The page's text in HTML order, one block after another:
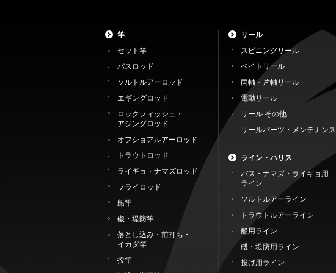
竿
セット竿
バスロッド
ソルトルアーロッド
エギングロッド
ロックフィッシュ・
アジングロッド
オフショアルアーロッド
トラウトロッド
ライギョ・ナマズロッド
フライロッド
船竿
磯・堤防竿
落とし込み・前打ち・
イカダ竿
投竿
リール
スピニングリール
ベイトリール
両軸・片軸リール
電動リール
リール その他
リールパーツ・メンテナンス
ライン・ハリス
バス・ナマズ・ライギョ用
ライン
ソルトルアーライン
トラウトルアーライン
船用ライン
磯・堤防用ライン
投げ用ライン